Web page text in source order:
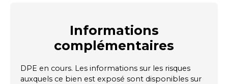
Informations
complémentaires
DPE en cours. Les informations sur les risques
auxquels ce bien est exposé sont disponibles sur